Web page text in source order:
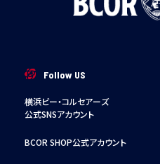
Follow US
横浜ビー・コルセアーズ
公式SNSアカウント
BCOR SHOP公式アカウント